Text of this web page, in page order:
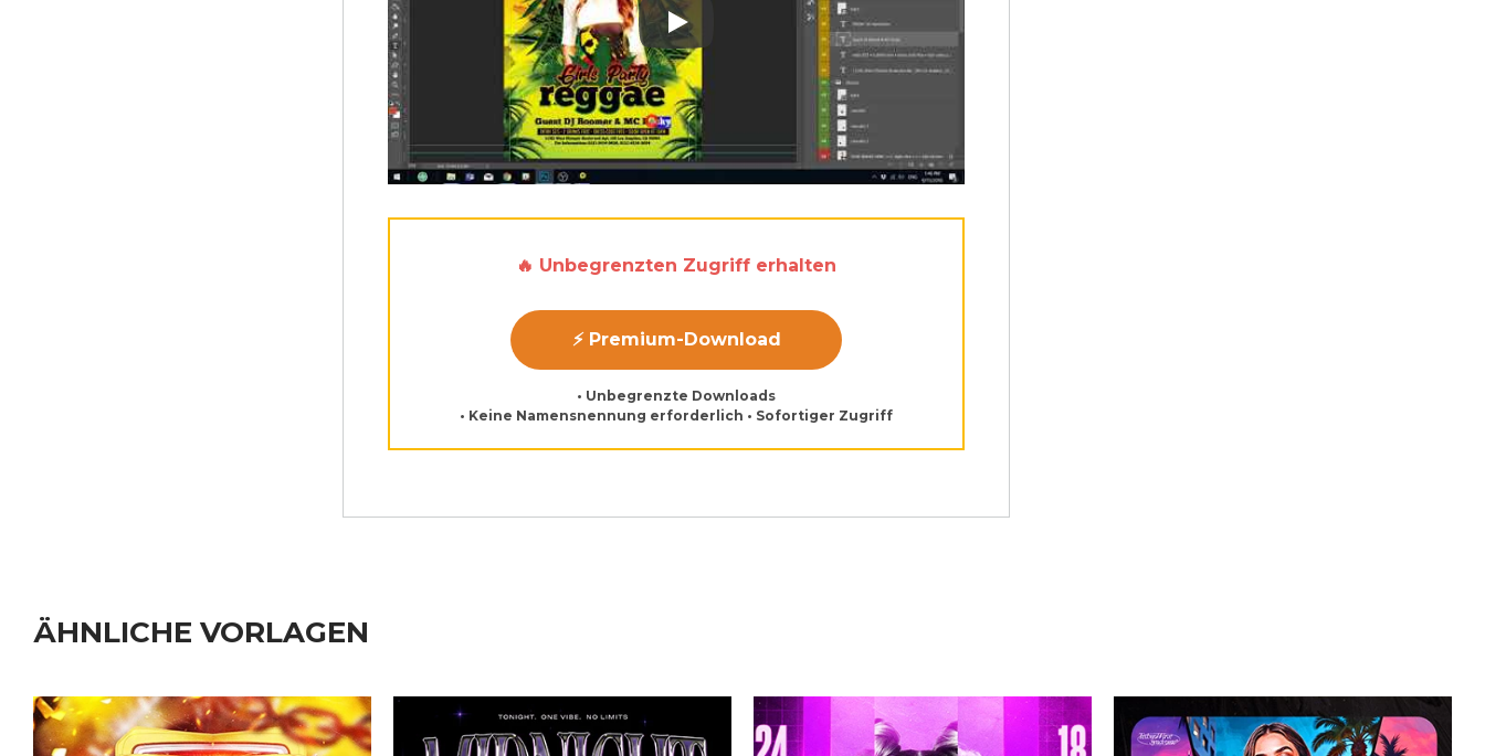
Play: Keynote (Google I/O '18)
🔥 Unbegrenzten Zugriff erhalten
⚡ Premium-Download
• Unbegrenzte Downloads
• Keine Namensnennung erforderlich • Sofortiger Zugriff
ÄHNLICHE VORLAGEN